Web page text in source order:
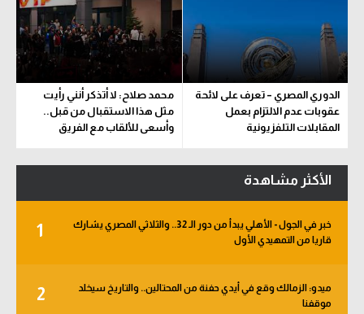
الدوري المصري – تعرف على لائحة
عقوبات عدم الالتزام بعمل
المقابلات التلفزيونية
محمد صلاح: لا أتذكر أنني رأيت
مثل هذا الاستقبال من قبل..
وأسعى للألقاب مع الفريق
الأكثر مشاهدة
1
خبر في الجول - الأهلي يبدأ من دور الـ 32.. والثلاثي المصري يشارك
قاريا من التمهيدي الأول
2
ميدو: الزمالك وقع في أيدي حفنة من المحتالين.. والتاريخ سيخلد
موقفنا